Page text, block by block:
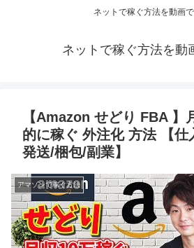
ネットで稼ぐ方法を動画で
ネットで稼ぐ方法を動
【Amazon せどり FBA 】
的に稼ぐ 外注化 方法 【仕
発送/梱包/副業】
アマゾンで稼ぐ方法